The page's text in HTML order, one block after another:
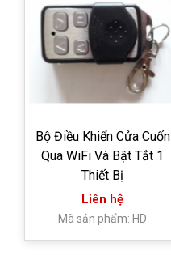
Bộ Điều Khiển Cửa Cuốn
Qua WiFi Và Bật Tắt 1
Thiết Bị
Liên hệ
Mã sản phẩm: HD